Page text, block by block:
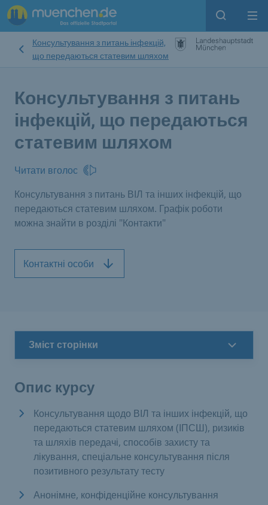
Open
Консультування з питань інфекцій,
що передаються статевим шляхом
Консультування з питань
інфекцій, що передаються
статевим шляхом
Читати вголос
Консультування з питань ВІЛ та інших інфекцій, що
передаються статевим шляхом. Графік роботи
можна знайти в розділі "Контакти"
Контактні особи
Зміст сторінки
Опис курсу
Консультування щодо ВІЛ та інших інфекцій, що
передаються статевим шляхом (ІПСШ), ризиків
та шляхів передачі, способів захисту та
лікування, спеціальне консультування після
позитивного результату тесту
Анонімне, конфіденційне консультування